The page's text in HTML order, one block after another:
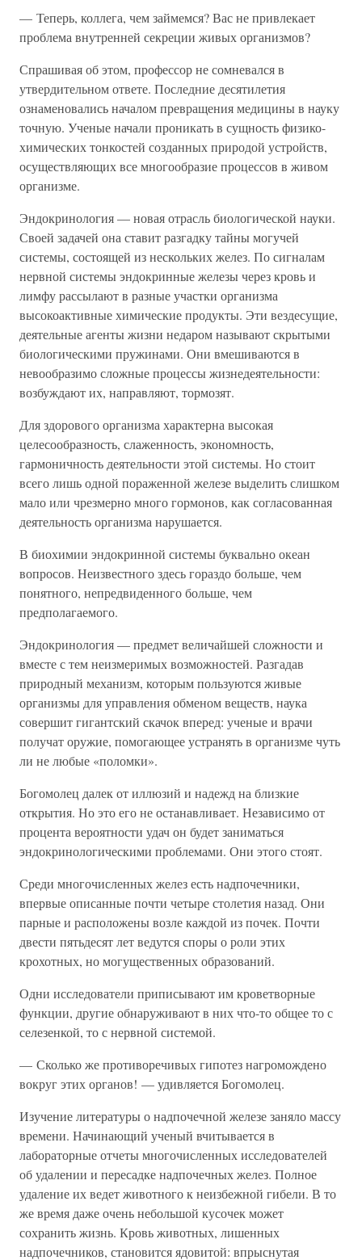
— Теперь, коллега, чем займемся? Вас не привлекает
проблема внутренней секреции живых организмов?
Спрашивая об этом, профессор не сомневался в
утвердительном ответе. Последние десятилетия
ознаменовались началом превращения медицины в науку
точную. Ученые начали проникать в сущность физико-
химических тонкостей созданных природой устройств,
осуществляющих все многообразие процессов в живом
организме.
Эндокринология — новая отрасль биологической науки.
Своей задачей она ставит разгадку тайны могучей
системы, состоящей из нескольких желез. По сигналам
нервной системы эндокринные железы через кровь и
лимфу рассылают в разные участки организма
высокоактивные химические продукты. Эти вездесущие,
деятельные агенты жизни недаром называют скрытыми
биологическими пружинами. Они вмешиваются в
невообразимо сложные процессы жизнедеятельности:
возбуждают их, направляют, тормозят.
Для здорового организма характерна высокая
целесообразность, слаженность, экономность,
гармоничность деятельности этой системы. Но стоит
всего лишь одной пораженной железе выделить слишком
мало или чрезмерно много гормонов, как согласованная
деятельность организма нарушается.
В биохимии эндокринной системы буквально океан
вопросов. Неизвестного здесь гораздо больше, чем
понятного, непредвиденного больше, чем
предполагаемого.
Эндокринология — предмет величайшей сложности и
вместе с тем неизмеримых возможностей. Разгадав
природный механизм, которым пользуются живые
организмы для управления обменом веществ, наука
совершит гигантский скачок вперед: ученые и врачи
получат оружие, помогающее устранять в организме чуть
ли не любые «поломки».
Богомолец далек от иллюзий и надежд на близкие
открытия. Но это его не останавливает. Независимо от
процента вероятности удач он будет заниматься
эндокринологическими проблемами. Они этого стоят.
Среди многочисленных желез есть надпочечники,
впервые описанные почти четыре столетия назад. Они
парные и расположены возле каждой из почек. Почти
двести пятьдесят лет ведутся споры о роли этих
крохотных, но могущественных образований.
Одни исследователи приписывают им кроветворные
функции, другие обнаруживают в них что-то общее то с
селезенкой, то с нервной системой.
— Сколько же противоречивых гипотез нагромождено
вокруг этих органов! — удивляется Богомолец.
Изучение литературы о надпочечной железе заняло массу
времени. Начинающий ученый вчитывается в
лабораторные отчеты многочисленных исследователей
об удалении и пересадке надпочечных желез. Полное
удаление их ведет животного к неизбежной гибели. В то
же время даже очень небольшой кусочек может
сохранить жизнь. Кровь животных, лишенных
надпочечников, становится ядовитой: впрыснутая